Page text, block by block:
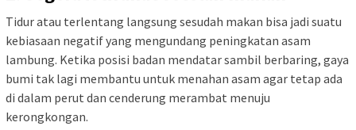
Tidur atau terlentang langsung sesudah makan bisa jadi suatu
kebiasaan negatif yang mengundang peningkatan asam
lambung. Ketika posisi badan mendatar sambil berbaring, gaya
bumi tak lagi membantu untuk menahan asam agar tetap ada
di dalam perut dan cenderung merambat menuju
kerongkongan.